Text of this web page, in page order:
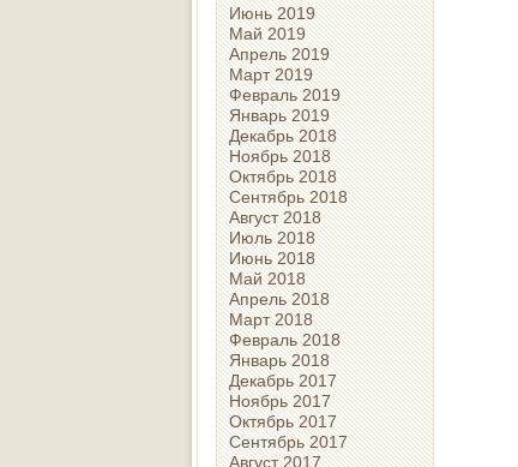
Июнь 2019
Май 2019
Апрель 2019
Март 2019
Февраль 2019
Январь 2019
Декабрь 2018
Ноябрь 2018
Октябрь 2018
Сентябрь 2018
Август 2018
Июль 2018
Июнь 2018
Май 2018
Апрель 2018
Март 2018
Февраль 2018
Январь 2018
Декабрь 2017
Ноябрь 2017
Октябрь 2017
Сентябрь 2017
Август 2017